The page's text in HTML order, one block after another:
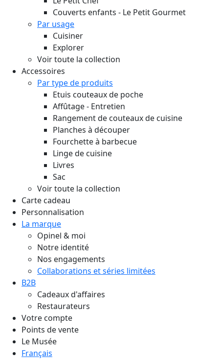
Couverts enfants - Le Petit Gourmet
Par usage
Cuisiner
Explorer
Voir toute la collection
Accessoires
Par type de produits
Etuis couteaux de poche
Affûtage - Entretien
Rangement de couteaux de cuisine
Planches à découper
Fourchette à barbecue
Linge de cuisine
Livres
Sac
Voir toute la collection
Carte cadeau
Personnalisation
La marque
Opinel & moi
Notre identité
Nos engagements
Collaborations et séries limitées
B2B
Cadeaux d'affaires
Restaurateurs
Votre compte
Points de vente
Le Musée
Français